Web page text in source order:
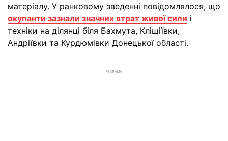
матеріалу. У ранковому зведенні повідомлялося, що
окупанти зазнали значних втрат живої сили і
техніки на ділянці біля Бахмута, Кліщіївки,
Андріївки та Курдюмівки Донецької області.
РЕКЛАМА